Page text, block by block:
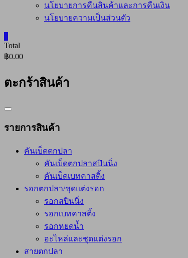
นโยบายการคืนสินค้าและการคืนเงิน
นโยบายความเป็นส่วนตัว
Total
฿0.00
ตะกร้าสินค้า
Catalog
รายการสินค้า
คันเบ็ดตกปลา
คันเบ็ดตกปลาสปินนิ่ง
คันเบ็ดเบทคาสติ้ง
รอกตกปลา/ชุดแต่งรอก
รอกสปินนิ่ง
รอกเบทคาสติ้ง
รอกหยดน้ำ
อะไหล่และชุดแต่งรอก
สายตกปลา